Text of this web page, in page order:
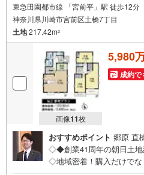
東急田園都市線 「宮前平」駅 徒歩12分
神奈川県川崎市宮前区土橋7丁目
土地217.42m2
画像11枚
5,980
成約で
おすすめポイント 郷原 直
◇◆創業41周年の朝日土
◇地域密着！購入だけでな